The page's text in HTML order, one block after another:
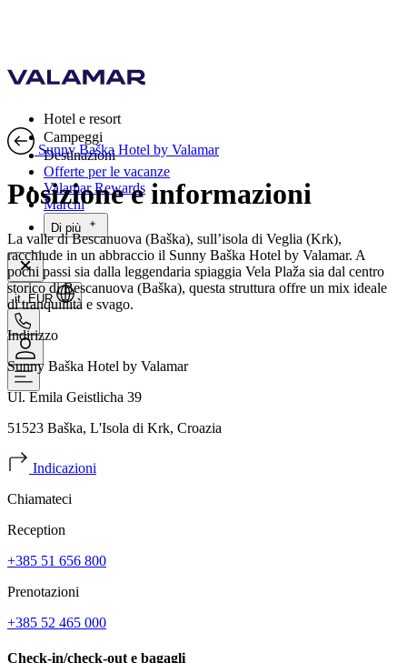
Hotel e resort
Campeggi
Destinazioni
Offerte per le vacanze
Valamar Rewards
Marchi
Di più
it, EUR
Sunny Baška Hotel by Valamar
Posizione e informazioni
La valle di Bescanuova (Baška), sull’isola di Veglia (Krk),
racchiude in un abbraccio il Sunny Baška Hotel by Valamar. A
pochi passi sia dalla leggendaria spiaggia Vela Plaža sia dal centro
storico di Bescanuova (Baška), questa struttura offre un mix ideale
di tranquillità e svago.
Indirizzo
Sunny Baška Hotel by Valamar
Ul. Emila Geistlicha 39
51523 Baška, L'Isola di Krk, Croazia
Indicazioni
Chiamateci
Reception
+385 51 656 800
Prenotazioni
+385 52 465 000
Check-in/check-out e bagagli